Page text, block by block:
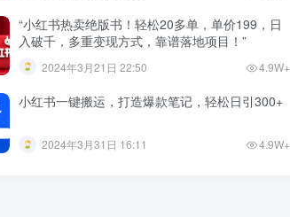
“小红书热卖绝版书！轻松20多单，单价199，日
入破千，多重变现方式，靠谱落地项目！”
2024年3月21日 22:50 4.9W+
小红书一键搬运，打造爆款笔记，轻松日引300+
2024年3月31日 16:11 4.9W+